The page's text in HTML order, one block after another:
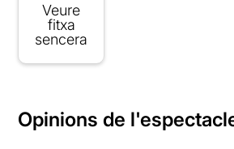
Veure
fitxa
sencera
Opinions de